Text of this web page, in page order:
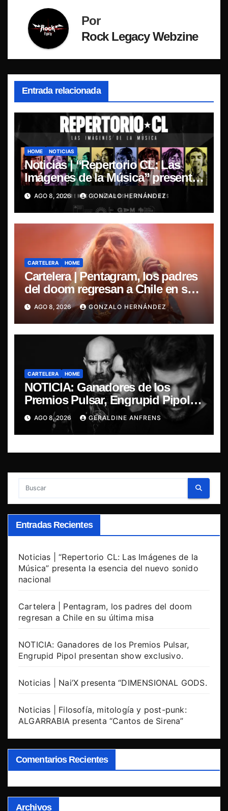
Por
Rock Legacy Webzine
Entrada relacionada
HOME NOTICIAS
Noticias | “Repertorio CL: Las
Imágenes de la Música” presenta
la esencia del nuevo sonido
nacional
AGO 8, 2026 GONZALO HERNÁNDEZ
CARTELERA HOME
Cartelera | Pentagram, los padres
del doom regresan a Chile en su
última misa
AGO 8, 2026 GONZALO HERNÁNDEZ
CARTELERA HOME
NOTICIA: Ganadores de los
Premios Pulsar, Engrupid Pipol
presentan show exclusivo.
AGO 8, 2026 GERALDINE ANFRENS
Entradas Recientes
Noticias | “Repertorio CL: Las Imágenes de la
Música” presenta la esencia del nuevo sonido
nacional
Cartelera | Pentagram, los padres del doom
regresan a Chile en su última misa
NOTICIA: Ganadores de los Premios Pulsar,
Engrupid Pipol presentan show exclusivo.
Noticias | Nai’X presenta “DIMENSIONAL GODS.
Noticias | Filosofía, mitología y post-punk:
ALGARRABIA presenta “Cantos de Sirena”
Comentarios Recientes
Archivos